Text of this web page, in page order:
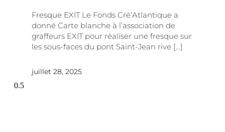
Fresque EXIT Le Fonds Cré’Atlantique a
donné Carte blanche à l’association de
graffeurs EXIT pour réaliser une fresque sur
les sous-faces du pont Saint-Jean rive […]
juillet 28, 2025